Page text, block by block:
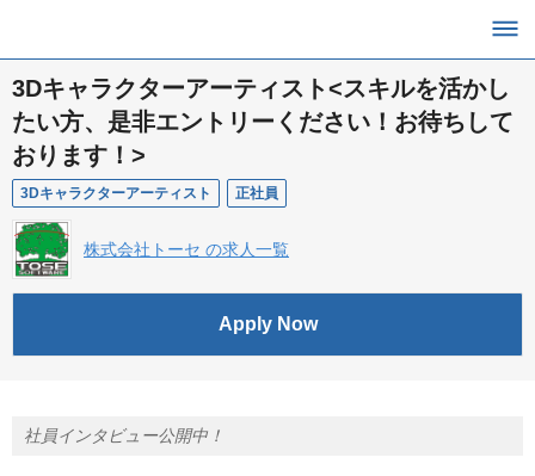
3Dキャラクターアーティスト<スキルを活かし
たい方、是非エントリーください！お待ちして
おります！>
3Dキャラクターアーティスト 正社員
株式会社トーセ の求人一覧
Apply Now
社員インタビュー公開中！